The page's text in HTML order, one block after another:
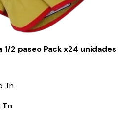
1/2 paseo Pack x24 unidades